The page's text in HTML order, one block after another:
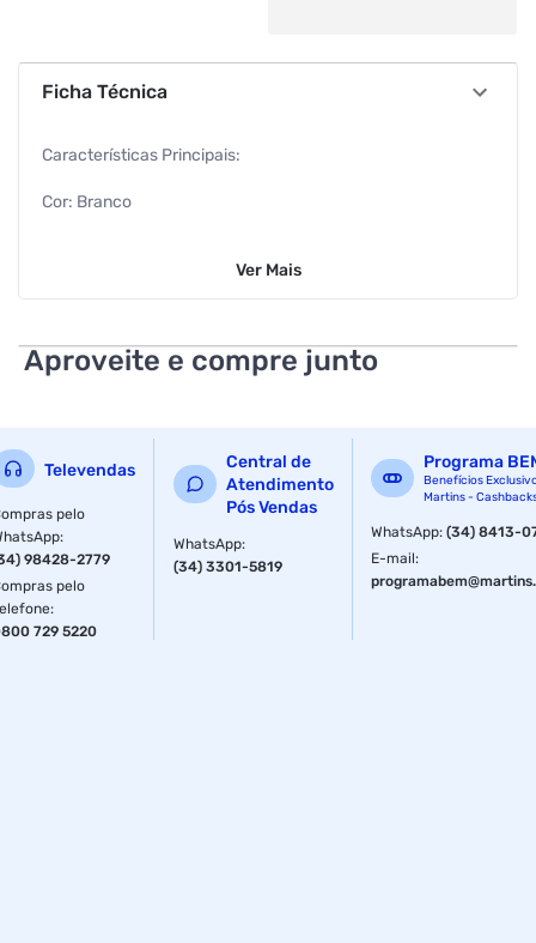
Ficha Técnica
Características Principais:
Cor: Branco
Sessão: Chuveiro
Comprimento/Profundidade: 53,6 cm
Peso: 2,117 Kg
Informações Adicionais:
Presão de Funcionamento: 10 a 400kPa (1,0 a 40 m.c.a.)
Ver Mais
Aproveite e compre junto
Televendas
pelo
:
98428-2779
pelo
:
729 5220
Central de
Atendimento
Pós Vendas
WhatsApp:
(34) 3301-5819
Programa
Benefícios
Martins -
WhatsApp:(34) 8413-
E-mail: